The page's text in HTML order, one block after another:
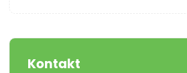
Kontakt